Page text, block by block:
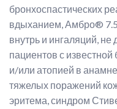
бронхоспастических
вдыханием, Амбро®
внутрь и ингаляций, не
пациентов с
и/или атопией в
тяжелых поражений
эритема, синдром